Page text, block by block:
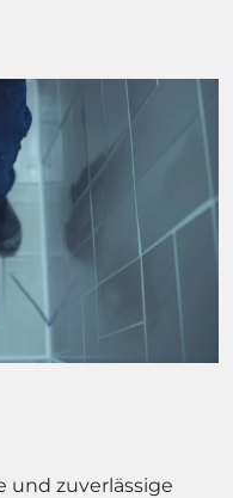
und zuverlässige